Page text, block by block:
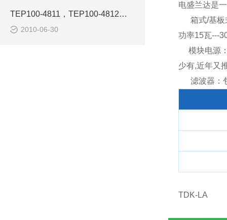
TEP100-4811，TEP100-4812电源模块-西安浩南电子科技
2010-06-30
电盛兰达是
箱式/基板
功率15瓦---
模块电源：
少有,近年又
滤波器：包
TDK-LA